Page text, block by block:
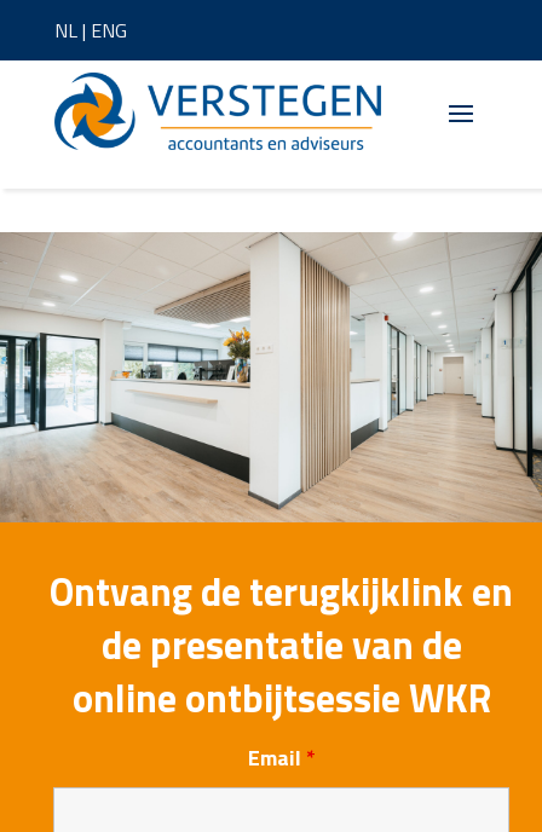
NL| ENG
Ontvang de terugkijklink en
de presentatie van de
online ontbijtsessie WKR
Email *